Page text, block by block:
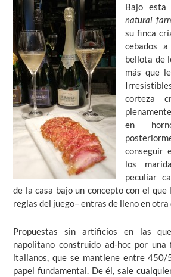
Bajo esta
natural
su finca
cebados
bellota de
más que
corteza
en
conseguir
los
peculiar
de la casa bajo un concepto con el
reglas del juego– entras de lleno en
Propuestas sin artificios en las
napolitano construido ad-hoc por
italianos, que se mantiene entre 450/
papel fundamental. De él, sale